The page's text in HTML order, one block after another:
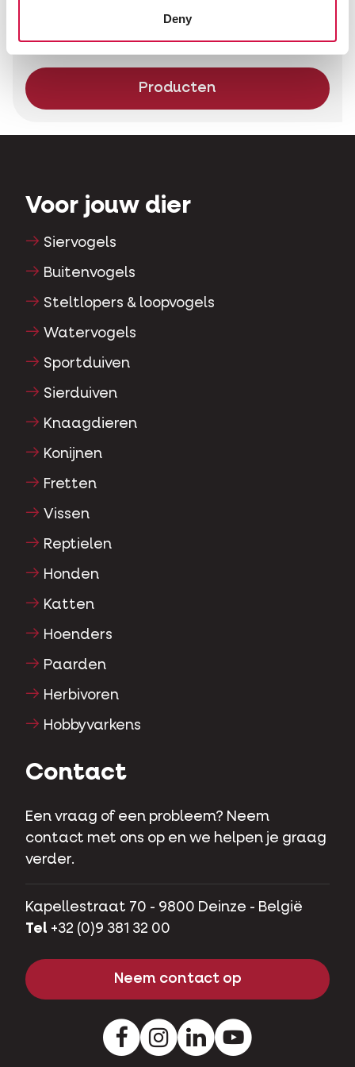
Deny
Hierdoor is Nature Original de keuze voor een
dagelijkse verwennerij voor jouw dier!
Producten
Voor jouw dier
Siervogels
Buitenvogels
Steltlopers & loopvogels
Watervogels
Sportduiven
Sierduiven
Knaagdieren
Konijnen
Fretten
Vissen
Reptielen
Honden
Katten
Hoenders
Paarden
Herbivoren
Hobbyvarkens
Contact
Een vraag of een probleem? Neem
contact met ons op en we helpen je graag
verder.
Kapellestraat 70 - 9800 Deinze - België
Tel +32 (0)9 381 32 00
Neem contact op
FacebookInstagramLinkedInYoutube